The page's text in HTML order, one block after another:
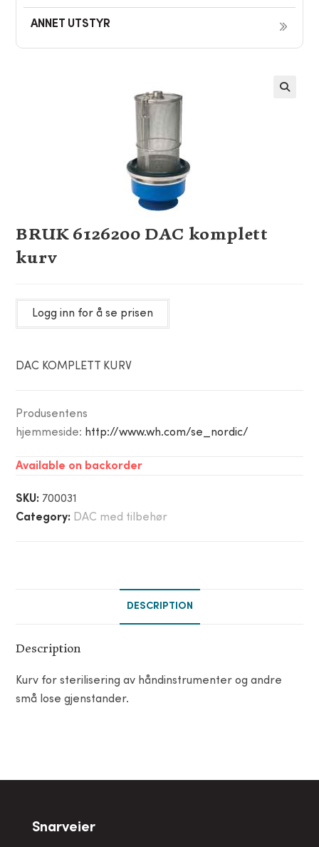
ANNET UTSTYR
BRUK 6126200 DAC komplett
kurv
Logg inn for å se prisen
DAC KOMPLETT KURV
Produsentens
hjemmeside: http://www.wh.com/se_nordic/
Available on backorder
SKU: 700031
Category: DAC med tilbehør
DESCRIPTION
Description
Kurv for sterilisering av håndinstrumenter og andre
små lose gjenstander.
Snarveier